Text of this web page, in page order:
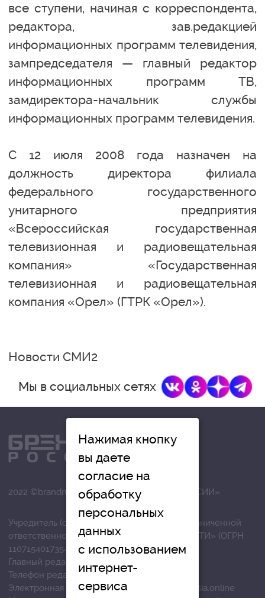
все ступени, начиная с корреспондента,
редактора, зав.редакцией
информационных программ телевидения,
зампредседателя — главный редактор
информационных программ ТВ,
замдиректора-начальник службы
информационных программ телевидения.
С 12 июля 2008 года назначен на
должность директора филиала
федерального государственного
унитарного предприятия
«Всероссийская государственная
телевизионная и радиовещательная
компания» «Государственная
телевизионная и радиовещательная
компания «Орел» (ГТРК «Орел»).
Новости СМИ2
Мы в социальных сетях
2022 ©brandrussia.online | СИ «БРЕНДЫ РОССИИ»
Учредитель (соучредители): Общество с ограниченной
ответственностью «РЕГИОНАЛЬНЫЕ НОВОСТИ» (ОГРН
1107154017354)
Главный редактор: Вострикова О.Г.
Телефон редакции: +7 (4872) 710-803
Электронная почта редакции:
info@brandrussia.online
Нажимая кнопку
вы даете
согласие на
обработку
персональных
данных
с использованием
интернет-
сервиса